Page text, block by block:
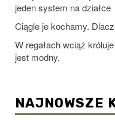
jeden system na działce
Ciągle je kochamy.
W regałach wciąż
jest modny.
NAJNOWSZE